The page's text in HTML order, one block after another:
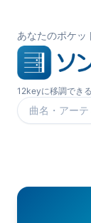
あなたのポケッ
12keyに移調でき
楽曲を検索